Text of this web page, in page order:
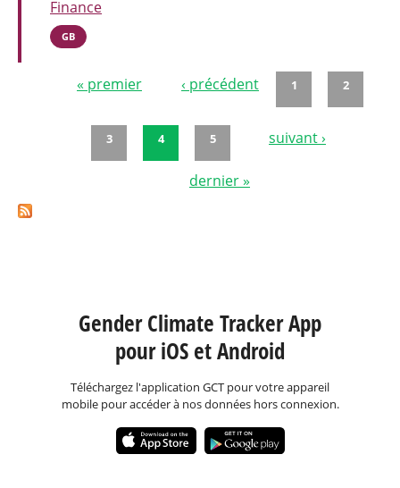
Finance
GB
« premier ‹ précédent 1 2
3 4 5 suivant ›
dernier »
Gender Climate Tracker App
pour iOS et Android
Téléchargez l'application GCT pour votre appareil
mobile pour accéder à nos données hors connexion.